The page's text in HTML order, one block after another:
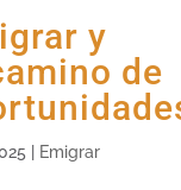
y
de
Emigrar